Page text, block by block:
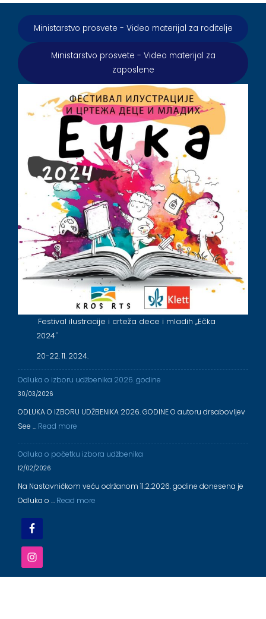
Ministarstvo prosvete - Video materijal za roditelje
Ministarstvo prosvete - Video materijal za
zaposlene
Festival ilustracije i crteža dece i mladih ,,Ečka
2024''
20-22. 11. 2024.
Odluka o izboru udžbenika 2026. godine
30/03/2026
ODLUKA O IZBORU UDŽBENIKA 2026. GODINE O autoru drsabovljev
See … Read more
Odluka o početku izbora udžbenika
12/02/2026
Na Nastavničkom veću održanom 11.2.2026. godine donesena je
Odluka o … Read more